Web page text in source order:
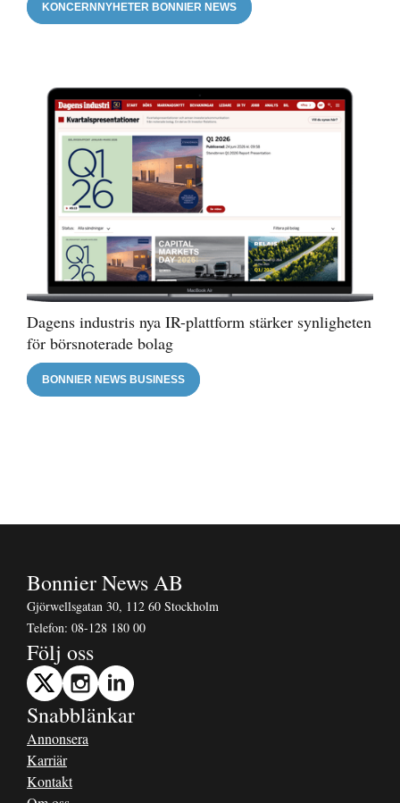
KONCERNNYHETER BONNIER NEWS
Dagens industris nya IR-plattform stärker synligheten
för börsnoterade bolag
BONNIER NEWS BUSINESS
Bonnier News AB
Gjörwellsgatan 30, 112 60 Stockholm
Telefon: 08-128 180 00
Följ oss
Snabblänkar
Annonsera
Karriär
Kontakt